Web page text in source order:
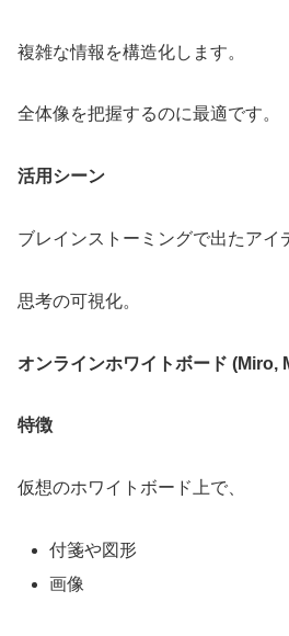
複雑な情報を構造化します。
全体像を把握するのに最適です。
活用シーン
ブレインストーミングで出たアイ
思考の可視化。
オンラインホワイトボード (Miro,
特徴
仮想のホワイトボード上で、
付箋や図形
画像